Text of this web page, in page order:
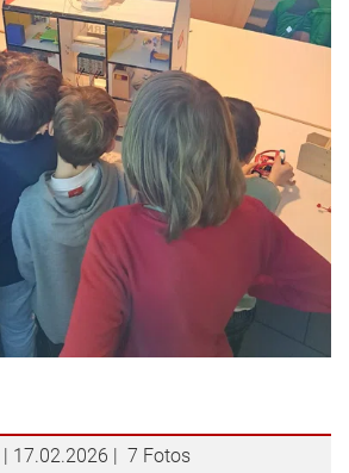
| 17.02.2026 | 7 Fotos